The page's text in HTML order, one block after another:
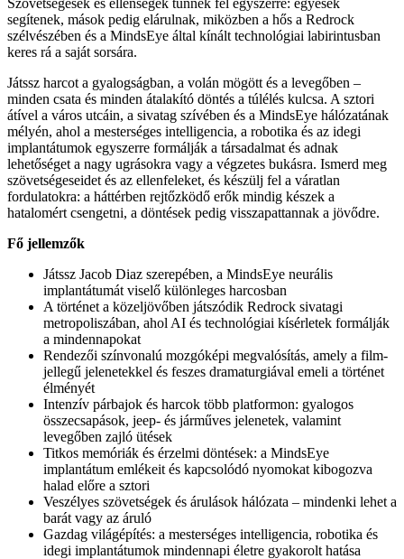
segítenek, mások pedig elárulnak, miközben a hős a Redrock
szélvészében és a MindsEye által kínált technológiai labirintusban
keres rá a saját sorsára.
Játssz harcot a gyalogságban, a volán mögött és a levegőben –
minden csata és minden átalakító döntés a túlélés kulcsa. A sztori
átível a város utcáin, a sivatag szívében és a MindsEye hálózatának
mélyén, ahol a mesterséges intelligencia, a robotika és az idegi
implantátumok egyszerre formálják a társadalmat és adnak
lehetőséget a nagy ugrásokra vagy a végzetes bukásra. Ismerd meg
szövetségeseidet és az ellenfeleket, és készülj fel a váratlan
fordulatokra: a háttérben rejtőzködő erők mindig készek a
hatalomért csengetni, a döntések pedig visszapattannak a jövődre.
Fő jellemzők
Játssz Jacob Diaz szerepében, a MindsEye neurális
implantátumát viselő különleges harcosban
A történet a közeljövőben játszódik Redrock sivatagi
metropoliszában, ahol AI és technológiai kísérletek formálják
a mindennapokat
Rendezői színvonalú mozgóképi megvalósítás, amely a film-
jellegű jelenetekkel és feszes dramaturgiával emeli a történet
élményét
Intenzív párbajok és harcok több platformon: gyalogos
összecsapások, jeep- és járműves jelenetek, valamint
levegőben zajló ütések
Titkos memóriák és érzelmi döntések: a MindsEye
implantátum emlékeit és kapcsolódó nyomokat kibogozva
halad előre a sztori
Veszélyes szövetségek és árulások hálózata – mindenki lehet a
barát vagy az áruló
Gazdag világépítés: a mesterséges intelligencia, robotika és
idegi implantátumok mindennapi életre gyakorolt hatása